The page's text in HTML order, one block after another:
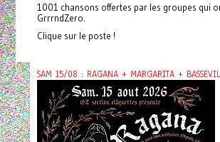
1001 chansons offertes par les groupes qui
GrrrndZero.
Clique sur le poste !
SAM 15/08 : RAGANA + MARGARITA +